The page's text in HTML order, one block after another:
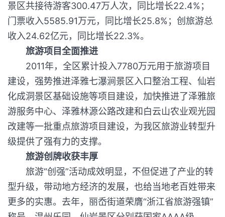
景区共接待游客300.47万人次，同比增长22.4%；
门票收入5585.91万元，同比增长25.8%；创旅游总
收入24.62亿元，同比增长22.3%。
旅游项目全面推进
2011年，全区累计投入7780万元用于旅游项目
建设，强势推进泽雅七瀑涧景区入口整治工程、仙岩
化成洞景区基础设施等项目建设，加快推进了泽雅旅
游服务中心、泽雅林源公路改建和白云山农业观光园
改建等一批重点旅游项目建设，为我区旅游业转型升
级提供了强有力的支撑。
旅游创牌收获丰厚
旅游“创强”活动成效明显，不但促进了产业的转
型升级，带动地方经济的发展，也给当地老百姓带来
更多的实惠。去年，丽岙街道荣膺“浙江省旅游强镇”